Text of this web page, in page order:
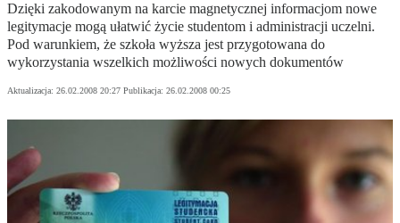
Dzięki zakodowanym na karcie magnetycznej informacjom nowe
legitymacje mogą ułatwić życie studentom i administracji uczelni.
Pod warunkiem, że szkoła wyższa jest przygotowana do
wykorzystania wszelkich możliwości nowych dokumentów
Aktualizacja: 26.02.2008 20:27 Publikacja: 26.02.2008 00:25